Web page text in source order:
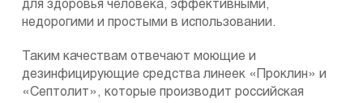
для здоровья человека, эффективными,
недорогими и простыми в использовании.
Таким качествам отвечают моющие и
дезинфицирующие средства линеек «Проклин» и
«Септолит», которые производит российская